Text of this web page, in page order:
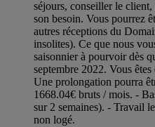
séjours, conseiller le
son besoin. Vous pourrez
autres réceptions du
insolites). Ce que nous
saisonnier à pourvoir dès
septembre 2022. Vous
Une prolongation pourra
1668.04€ bruts / mois. -
sur 2 semaines). - Travail
non logé.